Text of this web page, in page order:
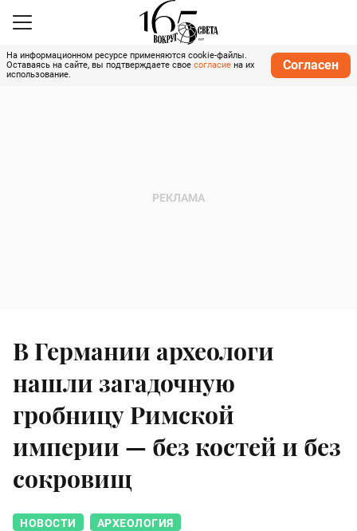
На информационном ресурсе применяются cookie-файлы.
Оставаясь на сайте, вы подтверждаете свое согласие на их
использование.
Согласен
В Германии археологи
нашли загадочную
гробницу Римской
империи — без костей и без
сокровищ
НОВОСТИ АРХЕОЛОГИЯ